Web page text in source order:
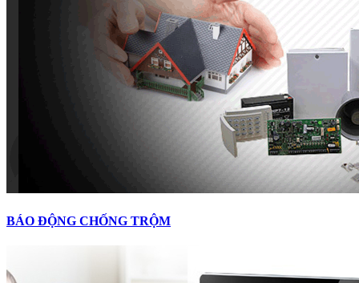
BÁO ĐỘNG CHỐNG TRỘM